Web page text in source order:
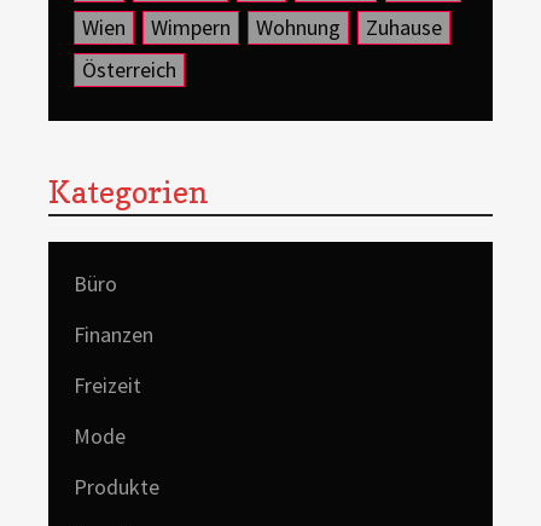
Wien
Wimpern Wohnung
Zuhause
Österreich
Kategorien
Büro
Finanzen
Freizeit
Mode
Produkte